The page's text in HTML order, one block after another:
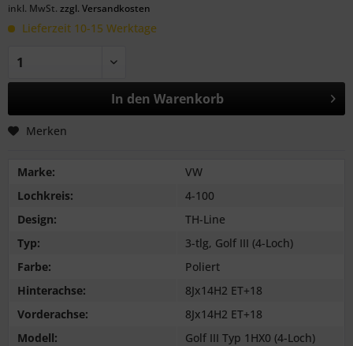
inkl. MwSt. zzgl. Versandkosten
Lieferzeit 10-15 Werktage
In den Warenkorb
Merken
Marke:
VW
Lochkreis:
4-100
Design:
TH-Line
Typ:
3-tlg, Golf III (4-Loch)
Farbe:
Poliert
Hinterachse:
8Jx14H2 ET+18
Vorderachse:
8Jx14H2 ET+18
Modell:
Golf III Typ 1HX0 (4-Loch)